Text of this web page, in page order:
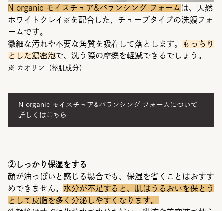
N organic モイスチュア&バランシング フォーム は、天然
ホワイトクレイ ※ を配合した、チューブタイプの洗顔フォ
ームです。
微細な汚れや不要な角質を吸着して落とします。
もっちり
とした濃密泡で、洗う際の摩擦を軽減できるでしょう。
※ カオリン（整肌成分）
N organic モイスチュア&バランシング フォームについて
詳しくはこちら
②しっかり保湿をする
顔が油っぽいと感じる場合でも、保湿を省くことはおすす
めできません。 水分が不足すると、肌はうるおいを保とう
として皮脂を多く分泌しやすくなります。